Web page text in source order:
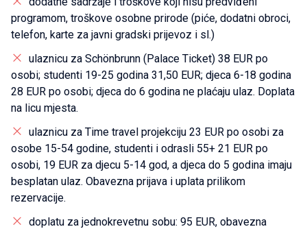
programom, troškove osobne prirode (piće, dodatni obroci,
telefon, karte za javni gradski prijevoz i sl.)
ulaznicu za Schönbrunn (Palace Ticket) 38 EUR po
osobi; studenti 19-25 godina 31,50 EUR; djeca 6-18 godina
28 EUR po osobi; djeca do 6 godina ne plaćaju ulaz. Doplata
na licu mjesta.
ulaznicu za Time travel projekciju 23 EUR po osobi za
osobe 15-54 godine, studenti i odrasli 55+ 21 EUR po
osobi, 19 EUR za djecu 5-14 god, a djeca do 5 godina imaju
besplatan ulaz. Obavezna prijava i uplata prilikom
rezervacije.
doplatu za jednokrevetnu sobu: 95 EUR, obavezna